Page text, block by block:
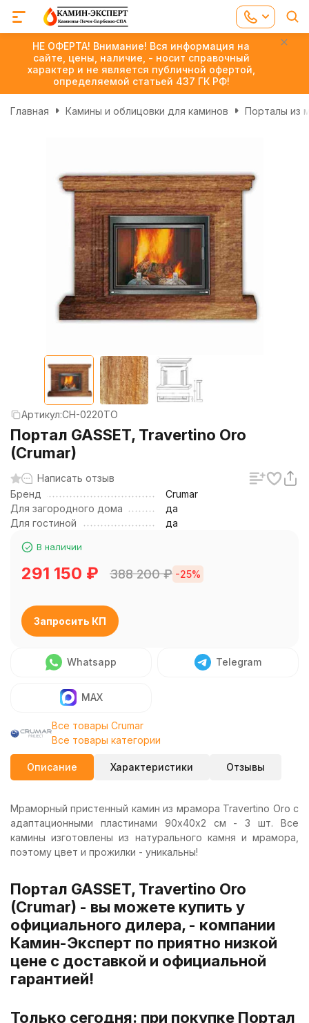
НЕ ОФЕРТА! Внимание! Вся информация на
сайте, цены, наличие, - носит справочный
характер и не является публичной офертой,
определяемой статьей 437 ГК РФ!
Главная Камины и облицовки для каминов Порталы из
Артикул:CH-0220TO
Портал GASSET, Travertino Oro
(Crumar)
Написать отзыв
Бренд
Crumar
Для загородного дома
да
Для гостиной
да
В наличии
291 150 ₽ 388 200₽ -25%
Запросить КП
Whatsapp Telegram
MAX
Все товары Crumar
Все товары категории
Описание Характеристики Отзывы
Мраморный пристенный камин из мрамора Travertino Oro с
адаптационными пластинами 90х40х2 см - 3 шт. Все
камины изготовлены из натурального камня и мрамора,
поэтому цвет и прожилки - уникальны!
Портал GASSET, Travertino Oro
(Crumar) - вы можете купить у
официального дилера, - компании
Камин-Эксперт по приятно низкой
цене с доставкой и официальной
гарантией!
Только сегодня: при покупке Портал